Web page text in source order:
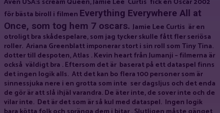
för bästa biroll i filmen Everything Everywhere All at
Once, som tog hem 7 oscars. Jamie Lee Curtis är en
otroligt bra skådespelare, som jag tycker skulle fått fler seriösa
roller. Ariana Greenblatt imponerar stort i sin roll som Tiny Tina.
dotter till despoten, Atlas . Kevin heart från Jumanji – filmerna är
också väldigt bra . Eftersom det är baserat på ett dataspel finns
det ingen logik alls. Att det kan bo flera 100 personer som är
sinnessjuka nere i en grotta som inte ser dagsljus och det enda
de gör är att slå ihjäl varandra. De äter inte, de sover inte och de
vilar inte. Det är det som är så kul med dataspel. Ingen logik